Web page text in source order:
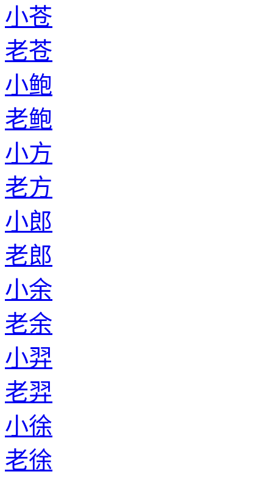
小苍
老苍
小鲍
老鲍
小方
老方
小郎
老郎
小余
老余
小羿
老羿
小徐
老徐